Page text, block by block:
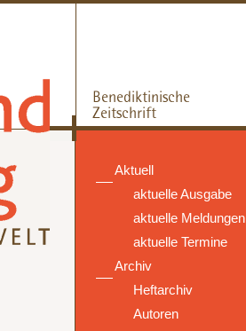
Aktuell
aktuelle Ausgabe
aktuelle Meldungen
aktuelle Termine
Archiv
Heftarchiv
Autoren